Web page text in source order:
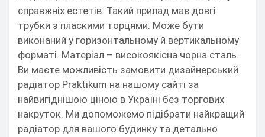
справжніх естетів. Такий прилад має довгі
трубки з пласкими торцями. Може бути
виконаний у горизонтальному й вертикальному
форматі. Матеріал – високоякісна чорна сталь.
Ви маєте можливість замовити дизайнерський
радіатор Praktikum на нашому сайті за
найвигіднішою ціною в Україні без торгових
накруток. Ми допоможемо підібрати найкращий
радіатор для вашого будинку та детально